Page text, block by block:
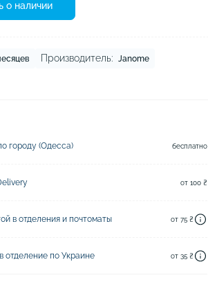
о наличии
Производитель: Janome
городу (Одесса) бесплатно
от 100 ₴
в отделения и почтоматы от 75 ₴
отделение по Украине от 35 ₴